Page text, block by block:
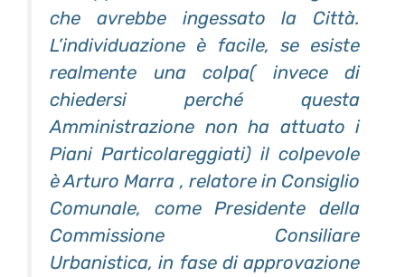
che avrebbe ingessato la Città.
L’individuazione è facile, se esiste
realmente una colpa( invece di
chiedersi perché questa
Amministrazione non ha attuato i
Piani Particolareggiati) il colpevole
è Arturo Marra , relatore in Consiglio
Comunale, come Presidente della
Commissione Consiliare
Urbanistica, in fase di approvazione